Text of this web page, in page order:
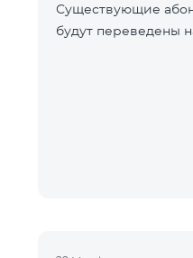
Существующие
будут переведены